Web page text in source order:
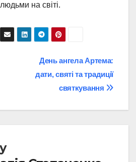
на світі.
День ангела Артема:
дати, святі та традиції
святкування